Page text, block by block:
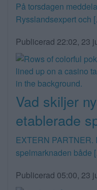
På torsdagen
Rysslandsexpert och
Publicerad 22:02, 23
Vad skiljer
etablerade
EXTERN PARTNER.
spelmarknaden både
Publicerad 05:00, 23